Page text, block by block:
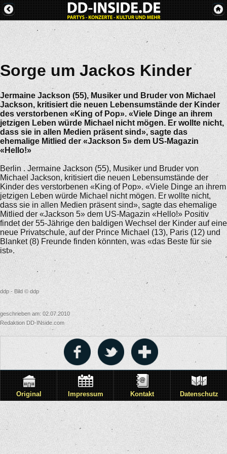
Sorge um Jackos Kinder
Jermaine Jackson (55), Musiker und Bruder von Michael
Jackson, kritisiert die neuen Lebensumstände der Kinder
des verstorbenen «King of Pop». «Viele Dinge an ihrem
jetzigen Leben würde Michael nicht mögen. Er wollte nicht,
dass sie in allen Medien präsent sind», sagte das
ehemalige Mitlied der «Jackson 5» dem US-Magazin
«Hello!»
Berlin . Jermaine Jackson (55), Musiker und Bruder von
Michael Jackson, kritisiert die neuen Lebensumstände der
Kinder des verstorbenen «King of Pop». «Viele Dinge an ihrem
jetzigen Leben würde Michael nicht mögen. Er wollte nicht,
dass sie in allen Medien präsent sind», sagte das ehemalige
Mitlied der «Jackson 5» dem US-Magazin «Hello!» Positiv
findet der 55-Jährige den baldigen Wechsel der Kinder auf eine
neue Privatschule, auf der Prince Michael (13), Paris (12) und
Blanket (8) Freunde finden könnten, was «das Beste für sie
ist».
ddp - Bild © ddp
geschrieben am: 02.07.2010
Redaktion DD-INside.com
Original Impressum Kontakt Datenschutz